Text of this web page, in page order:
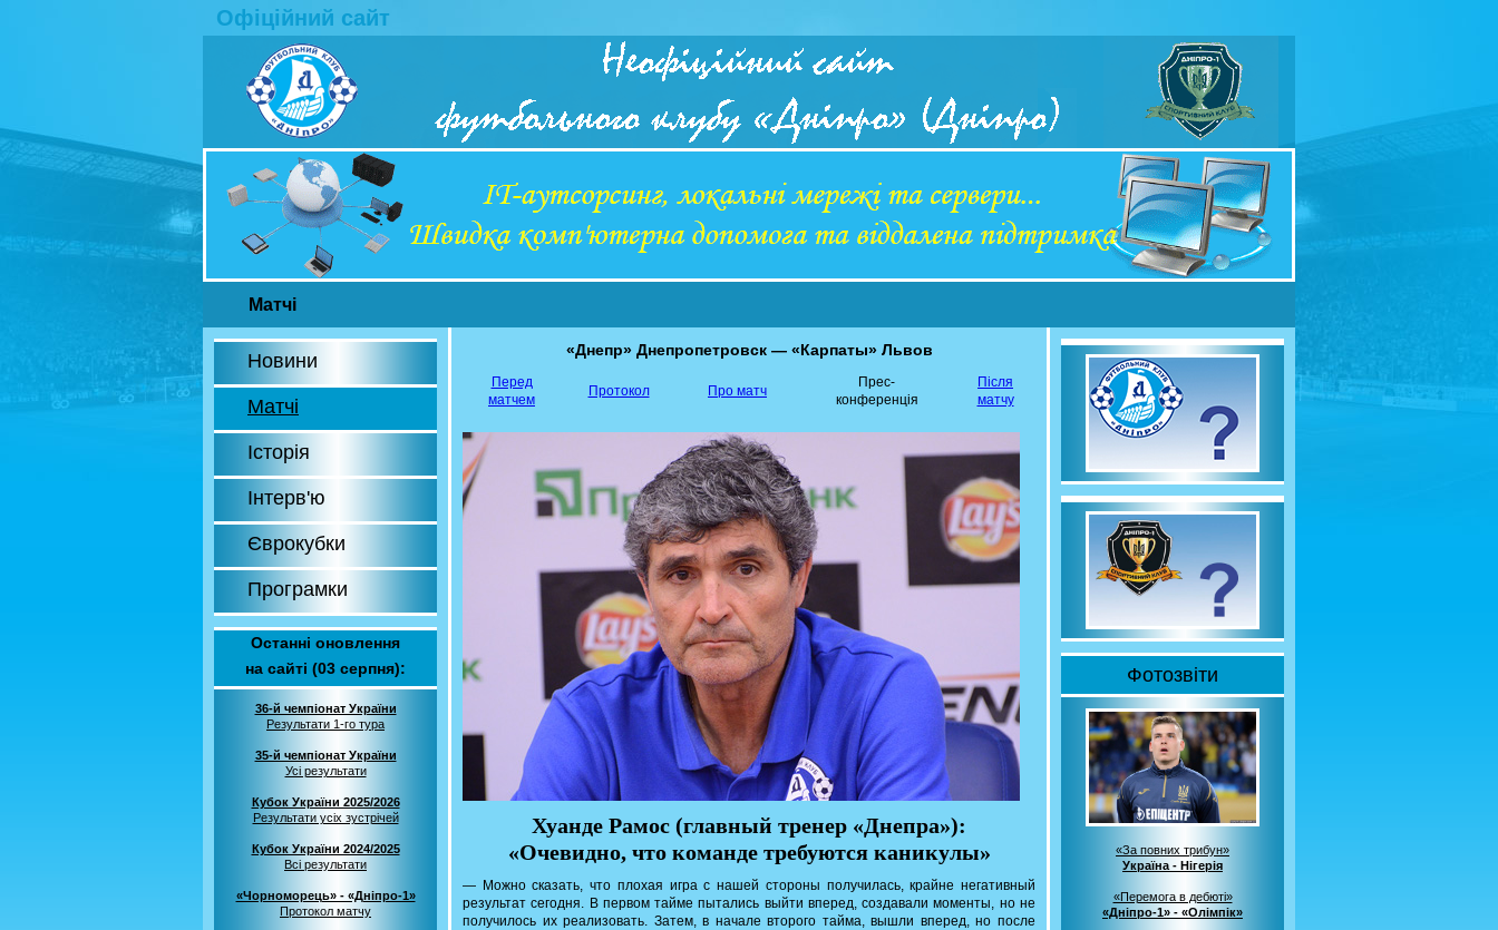
Офіційний сайт
Матчі
Новини
Матчі
Історія
Інтерв'ю
Єврокубки
Програмки
Останні оновлення
на сайті (03 серпня):
36-й чемпіонат України
Результати 1-го тура
35-й чемпіонат України
Усі результати
Кубок України 2025/2026
Результати усіх зустрічей
Кубок України 2024/2025
Всі результати
«Чорноморець» - «Дніпро-1»
Протокол матчу
«Днепр» Днепропетровск — «Карпаты» Львов
Перед
матчем
Протокол Про матч
Прес-
конференція
Після
матчу
Хуанде Рамос (главный тренер «Днепра»):
«Очевидно, что команде требуются каникулы»
— Можно сказать, что плохая игра с нашей стороны получилась, крайне негативный
результат сегодня. В первом тайме пытались выйти вперед, создавали моменты, но не
получилось их реализовать. Затем, в начале второго тайма, вышли вперед, но после
Фотозвіти
«За повних трибун»
Україна - Нігерія
«Перемога в дебюті»
«Дніпро-1» - «Олімпік»